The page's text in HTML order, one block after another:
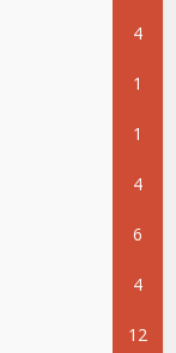
4
1
1
4
6
4
12